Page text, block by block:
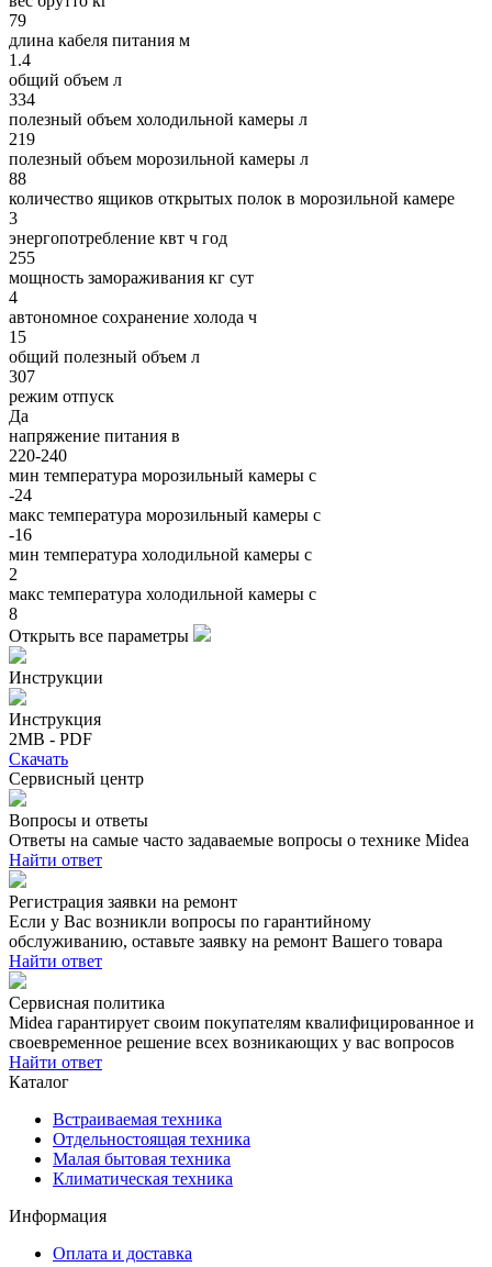
79
длина кабеля питания м
1.4
общий объем л
334
полезный объем холодильной камеры л
219
полезный объем морозильной камеры л
88
количество ящиков открытых полок в морозильной камере
3
энергопотребление квт ч год
255
мощность замораживания кг сут
4
автономное сохранение холода ч
15
общий полезный объем л
307
режим отпуск
Да
напряжение питания в
220-240
мин температура морозильный камеры c
-24
макс температура морозильный камеры c
-16
мин температура холодильной камеры c
2
макс температура холодильной камеры c
8
Открыть все параметры
Инструкции
Инструкция
2MB - PDF
Скачать
Сервисный центр
Вопросы и ответы
Ответы на самые часто задаваемые вопросы о технике Midea
Найти ответ
Регистрация заявки на ремонт
Если у Вас возникли вопросы по гарантийному
обслуживанию, оставьте заявку на ремонт Вашего товара
Найти ответ
Сервисная политика
Midea гарантирует своим покупателям квалифицированное и
своевременное решение всех возникающих у вас вопросов
Найти ответ
Каталог
Встраиваемая техника
Отдельностоящая техника
Малая бытовая техника
Климатическая техника
Информация
Оплата и доставка